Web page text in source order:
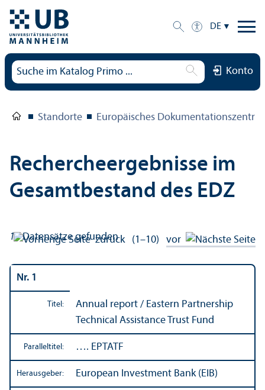
DE
Konto
Standorte Europäisches
Rechercheergebnisse im
Gesamtbestand des EDZ
11Datensätze gefunden
zurück (1–10) vor
Nr. 1
Titel:
Annual report / Eastern Partner­ship
Technical Assistance Trust Fund
Paralleltitel: …. EPTATF
Herausgeber: European Investment Bank (EIB)